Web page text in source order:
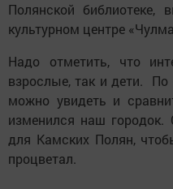
Полянской
культурном центре
Надо отметить, что
взрослые, так и дети.
можно увидеть и
изменился наш городок.
для Камских Полян,
процветал.